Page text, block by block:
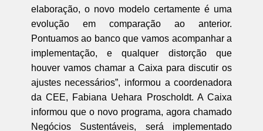
elaboração, o novo modelo certamente é uma
evolução em comparação ao anterior.
Pontuamos ao banco que vamos acompanhar a
implementação, e qualquer distorção que
houver vamos chamar a Caixa para discutir os
ajustes necessários”, informou a coordenadora
da CEE, Fabiana Uehara Proscholdt. A Caixa
informou que o novo programa, agora chamado
Negócios Sustentáveis, será implementado